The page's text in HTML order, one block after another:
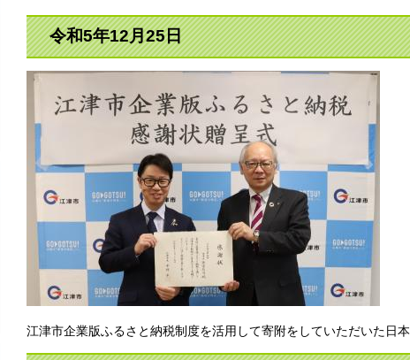
令和5年12月25日
江津市企業版ふるさと納税制度を活用して寄附をしていただいた日